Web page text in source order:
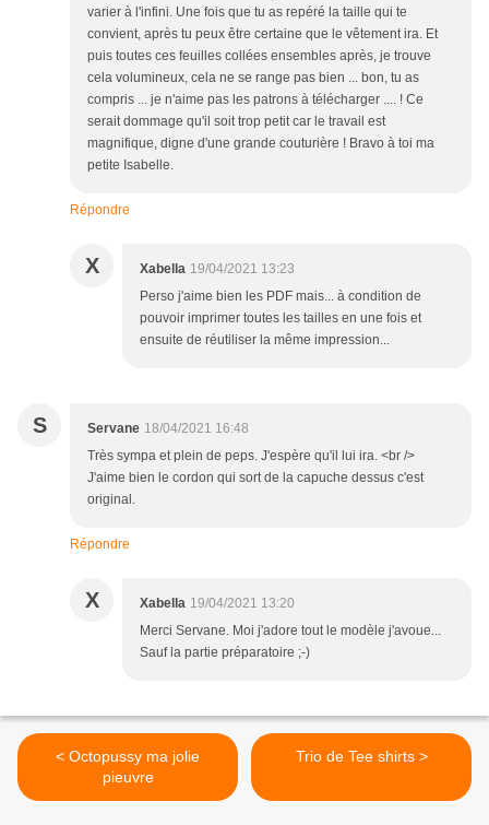
varier à l'infini. Une fois que tu as repéré la taille qui te
convient, après tu peux être certaine que le vêtement ira. Et
puis toutes ces feuilles collées ensembles après, je trouve
cela volumineux, cela ne se range pas bien ... bon, tu as
compris ... je n'aime pas les patrons à télécharger .... ! Ce
serait dommage qu'il soit trop petit car le travail est
magnifique, digne d'une grande couturière ! Bravo à toi ma
petite Isabelle.
Répondre
X Xabella 19/04/2021 13:23
Perso j'aime bien les PDF mais... à condition de
pouvoir imprimer toutes les tailles en une fois et
ensuite de réutiliser la même impression...
S Servane 18/04/2021 16:48
Très sympa et plein de peps. J'espère qu'il lui ira. <br />
J'aime bien le cordon qui sort de la capuche dessus c'est
original.
Répondre
X Xabella 19/04/2021 13:20
Merci Servane. Moi j'adore tout le modèle j'avoue...
Sauf la partie préparatoire ;-)
< Octopussy ma jolie
pieuvre
Trio de Tee shirts >